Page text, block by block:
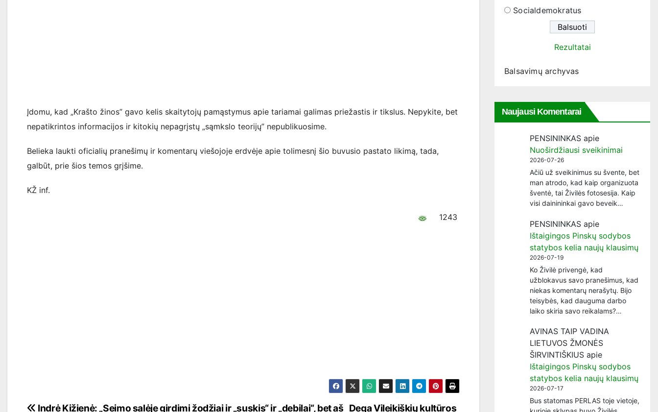
Įdomu, kad „Krašto žinos” gavo kelis skaitytojų pamąstymus apie tariamai galimas priežastis ir tikslus. Nepykite, bet
nepatikrintos informacijos ir kitokių nepagrįstų „sąmkslo teorijų” nepublikuosime.
Belieka laukti oficialių pranešimų ir komentarų viešojoje erdvėje apie tolimesnį šio buvusio pastato likimą, tada,
galbūt, prie šios temos grįšime.
KŽ inf.
1243
Dega Vileikiškių kultūros
Indrė Kižienė: „Seimo salėje girdimi žodžiai ir „suskis“ ir „debilai“, bet aš
Socialdemokratus
Rezultatai
Balsavimų archyvas
Naujausi Komentarai
PENSININKAS apie
Nuoširdžiausi sveikinimai
2026-07-26
Ačiū už sveikinimus su švente, bet
man atrodo, kad kaip organizuota
šventė, tai Živilės fotosesija. Kaip
visi dainininkai gavo beveik…
PENSININKAS apie
Ištaigingos Pinskų sodybos
statybos kelia naujų klausimų
2026-07-19
Ko Živilė privengė, kad
užblokavus savo pranešimus, kad
niekas komentarų nerašytų. Bijo
teisybės, kad dauguma darbo
laiko skiria savo reikalams?…
AVINAS TAIP VADINA
LIETUVOS ŽMONĖS
ŠIRVINTIŠKIUS apie
Ištaigingos Pinskų sodybos
statybos kelia naujų klausimų
2026-07-17
Bus statomas PERLAS toje vietoje,